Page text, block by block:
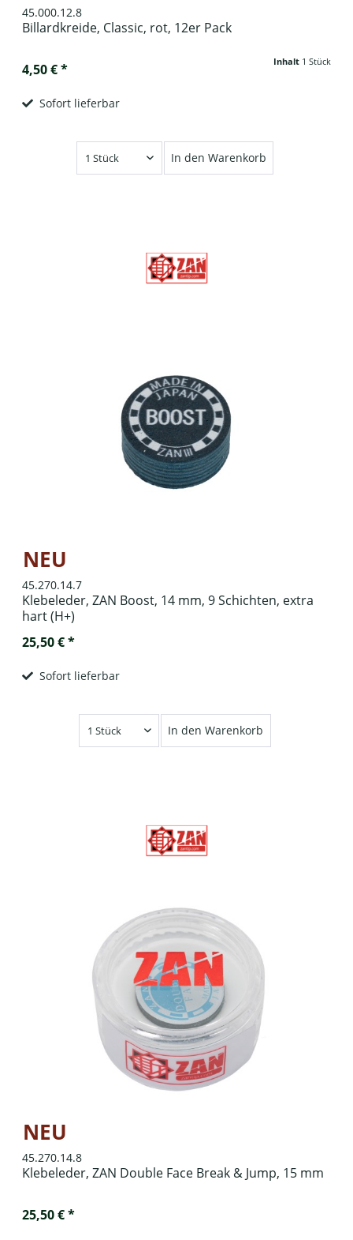
45.000.12.8
Billardkreide, Classic, rot, 12er Pack
Inhalt 1 Stück
4,50 € *
Sofort lieferbar
In den Warenkorb
NEU
45.270.14.7
Klebeleder, ZAN Boost, 14 mm, 9 Schichten, extra
hart (H+)
25,50 € *
Sofort lieferbar
In den Warenkorb
NEU
45.270.14.8
Klebeleder, ZAN Double Face Break & Jump, 15 mm
25,50 € *